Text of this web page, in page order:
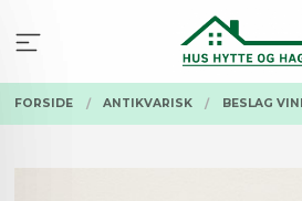
innholdet
FORSIDE ANTIKVARISK BESLAG